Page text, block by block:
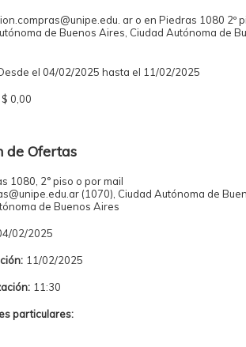
ar o en Piedras 1080 2º
de Buenos Aires, Ciudad Autónoma de
el 04/02/2025 hasta el 11/02/2025
$ 0,00
de Ofertas
1080, 2° piso o por mail
(1070), Ciudad Autónoma de
de Buenos Aires
02/2025
11/02/2025
11:30
particulares: